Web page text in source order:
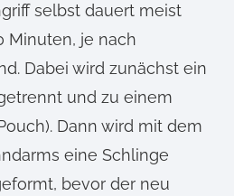
selbst dauert meist
Minuten, je nach
Dabei wird zunächst ein
und zu einem
Dann wird mit dem
eine Schlinge
bevor der neu